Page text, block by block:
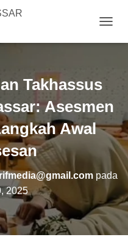
O
A
V
G
Takhassus
Asesmen
Awal
pada
2025